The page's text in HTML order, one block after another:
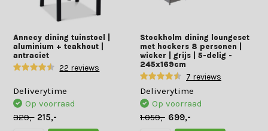
Annecy dining tuinstoel |
aluminium + teakhout |
antraciet
22 reviews
Deliverytime
Op voorraad
329,- 215,-
Stockholm dining loungeset
met hockers 8 personen |
wicker | grijs | 5-delig -
245x169cm
7 reviews
Deliverytime
Op voorraad
1.059,- 699,-